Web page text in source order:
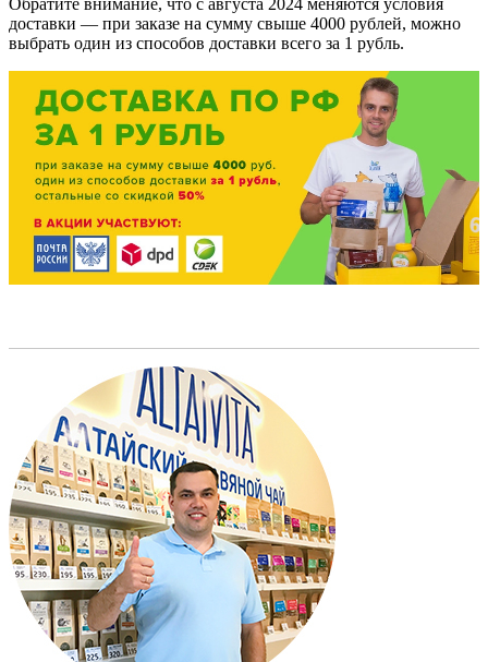
Обратите внимание, что с августа 2024 меняются условия
доставки — при заказе на сумму свыше 4000 рублей, можно
выбрать один из способов доставки всего за 1 рубль.